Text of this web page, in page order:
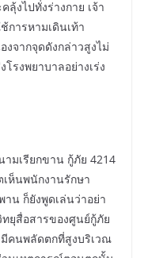
งไปทั่งร่างกาย เจ้า
การหามเดินเท้า
จากจุดดังกล่าวสูงไม่
รงพยาบาลอย่างเร่ง
มเรียกขาน กู้ภัย 4214
เห็นพนักงานรักษา
น ก็ยังพูดเล่นว่าอย่า
ยุสื่อสารของศูนย์กู้ภัย
คนพลัดตกที่สูงบริเวณ